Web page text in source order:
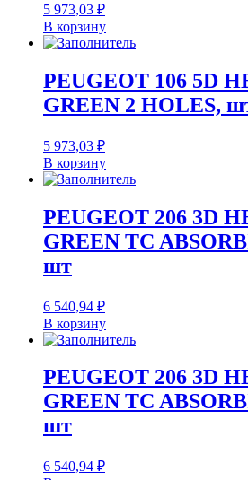
5 973,03 ₽
В корзину
PEUGEOT 106 5D
GREEN 2 HOLES,
5 973,03 ₽
В корзину
PEUGEOT 206 3D
GREEN TC
шт
6 540,94 ₽
В корзину
PEUGEOT 206 3D
GREEN TC
шт
6 540,94 ₽